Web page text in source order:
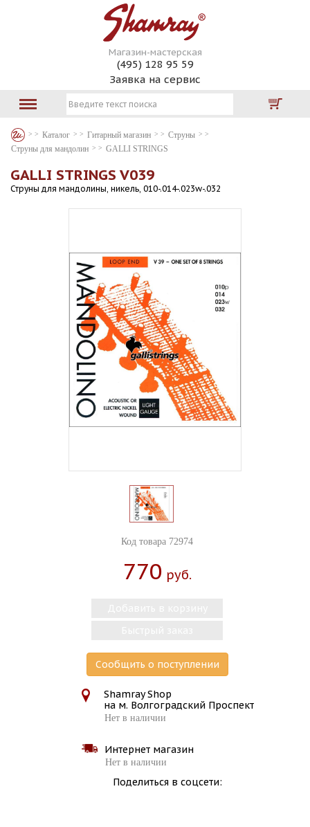
Магазин-мастерская
(495) 128 95 59
Заявка на сервис
Каталог Гитарный магазин
Струны
Струны для мандолин
GALLI STRINGS
GALLI STRINGS V039
Струны для мандолины, никель, 010-.014-.023w-.032
Код товара 72974
770 Руб.
Сообщить о поступлении
Shamray Shop
на м. Волгоградский Проспект
Нет в наличии
Интернет магазин
Нет в наличии
Поделиться в соцсети: